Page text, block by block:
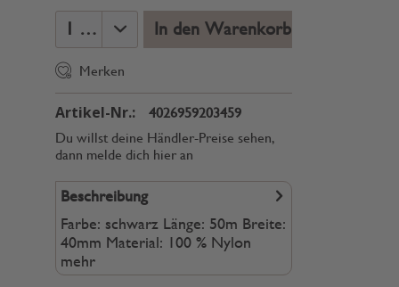
In den Warenkorb
Merken
Artikel-Nr.:
4026959203459
Du willst deine Händler-Preise sehen,
dann melde dich hier an
Beschreibung
Farbe: schwarz Länge: 50m Breite:
40mm Material: 100 % Nylon
mehr